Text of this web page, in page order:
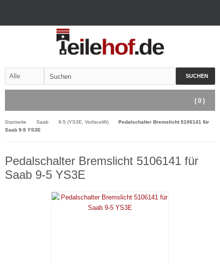
SUCHEN
( 0 )
Startseite Saab 9-5 (YS3E, Vorfacelift)
Pedalschalter Bremslicht 5106141 für
Saab 9-5 YS3E
Pedalschalter Bremslicht 5106141 für
Saab 9-5 YS3E